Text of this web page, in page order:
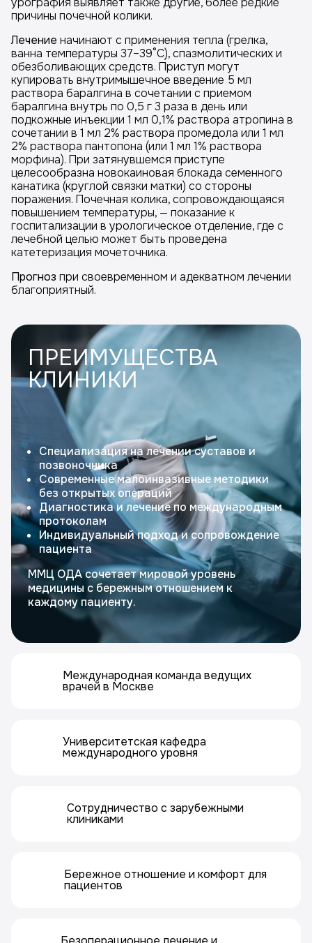
причины почечной колики.
Лечение начинают с применения тепла (грелка,
ванна температуры 37–39°С), спазмолитических и
обезболивающих средств. Приступ могут
купировать внутримышечное введение 5 мл
раствора баралгина в сочетании с приемом
баралгина внутрь по 0,5 г 3 раза в день или
подкожные инъекции 1 мл 0,1% раствора атропина в
сочетании в 1 мл 2% раствора промедола или 1 мл
2% раствора пантопона (или 1 мл 1% раствора
морфина). При затянувшемся приступе
целесообразна новокаиновая блокада семенного
канатика (круглой связки матки) со стороны
поражения. Почечная колика, сопровождающаяся
повышением температуры, — показание к
госпитализации в урологическое отделение, где с
лечебной целью может быть проведена
катетеризация мочеточника.
Прогноз при своевременном и адекватном лечении
благоприятный.
ПРЕИМУЩЕСТВА
КЛИНИКИ
Специализация на лечении суставов и
позвоночника
Современные малоинвазивные методики
без открытых операций
Диагностика и лечение по международным
протоколам
Индивидуальный подход и сопровождение
пациента
ММЦ ОДА сочетает мировой уровень
медицины с бережным отношением к
каждому пациенту.
Международная команда ведущих
врачей в Москве
Университетская кафедра
международного уровня
Сотрудничество с зарубежными
клиниками
Бережное отношение и комфорт для
пациентов